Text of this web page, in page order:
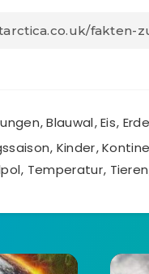
,Blauwal,Eis, Erde
, Kinder,
, Temperatur, Tieren